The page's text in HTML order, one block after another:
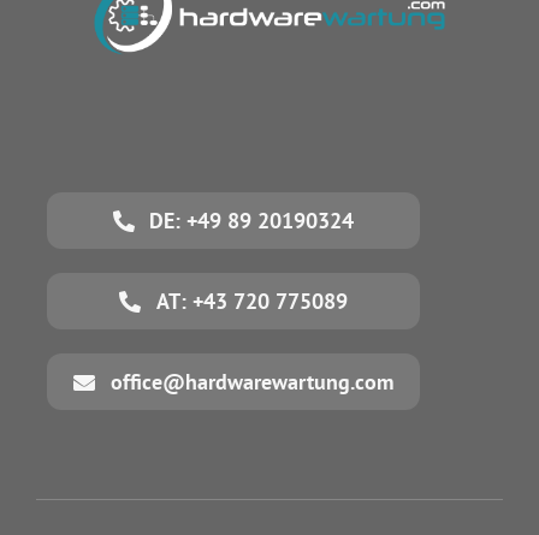
DE: +49 89 20190324
AT: +43 720 775089
office@hardwarewartung.com